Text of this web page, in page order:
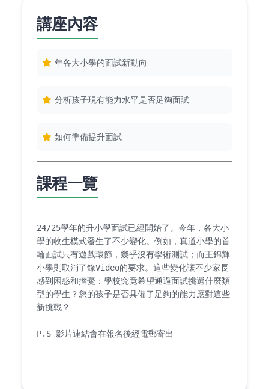
講座內容
年各大小學的面試新動向
分析孩子現有能力水平是否足夠面試
如何準備提升面試
課程一覽
24/25學年的升小學面試已經開始了。今年，各大小
學的收生模式發生了不少變化。例如，真道小學的首
輪面試只有遊戲環節，幾乎沒有學術測試；而王錦輝
小學則取消了錄Video的要求。這些變化讓不少家長
感到困惑和擔憂：學校究竟希望通過面試挑選什麼類
型的學生？您的孩子是否具備了足夠的能力應對這些
新挑戰？
P.S 影片連結會在報名後經電郵寄出